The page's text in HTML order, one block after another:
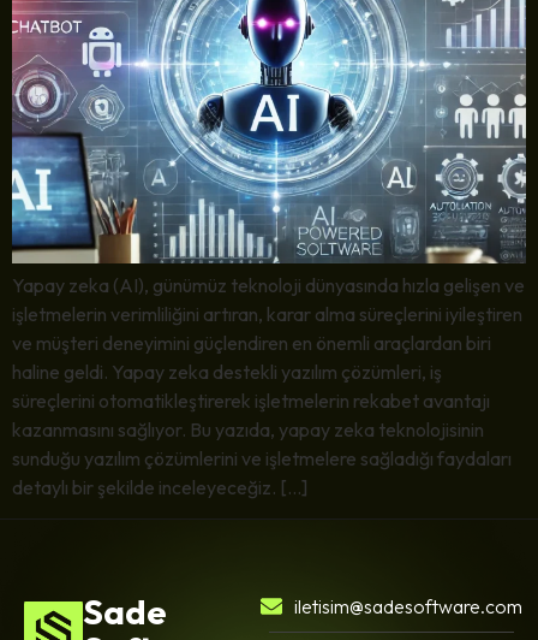
Yapay zeka (AI), günümüz teknoloji dünyasında hızla gelişen ve
işletmelerin verimliliğini artıran, karar alma süreçlerini iyileştiren
ve müşteri deneyimini güçlendiren en önemli araçlardan biri
haline geldi. Yapay zeka destekli yazılım çözümleri, iş
süreçlerini otomatikleştirerek işletmelerin rekabet avantajı
kazanmasını sağlıyor. Bu yazıda, yapay zeka teknolojisinin
sunduğu yazılım çözümlerini ve işletmelere sağladığı faydaları
detaylı bir şekilde inceleyeceğiz. […]
Sade
iletisim@sadesoftware.com